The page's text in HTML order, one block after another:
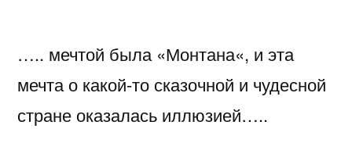
….. мечтой была «Монтана«, и эта
мечта о какой-то сказочной и чудесной
стране оказалась иллюзией…..